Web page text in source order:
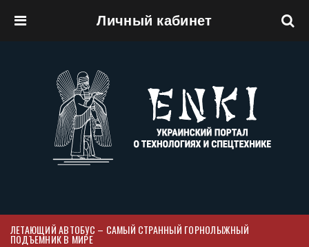
Личный кабинет
ЛЕТАЮЩИЙ АВТОБУС – САМЫЙ СТРАННЫЙ ГОРНОЛЫЖНЫЙ
ПОДЪЕМНИК В МИРЕ